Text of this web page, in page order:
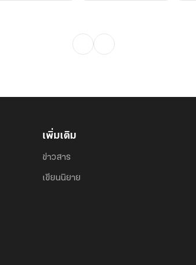
เพิ่มเติม
ข่าวสาร
เขียนนิยาย